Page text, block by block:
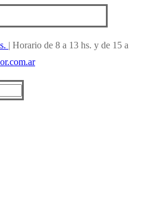
| Horario de 8 a 13 hs. y de 15 a